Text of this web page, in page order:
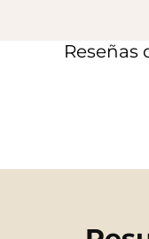
Reseñas